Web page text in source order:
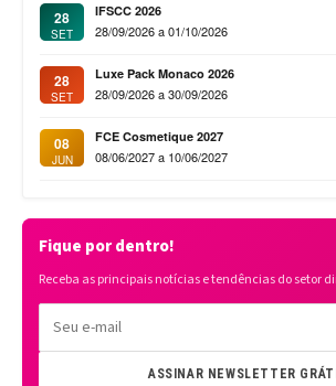
28
SET
IFSCC 2026
28/09/2026 a 01/10/2026
28
SET
Luxe Pack Monaco 2026
28/09/2026 a 30/09/2026
08
JUN
FCE Cosmetique 2027
08/06/2027 a 10/06/2027
Fique por dentro!
Receba as principais notícias e tendências do setor
ASSINAR NEWSLETTER